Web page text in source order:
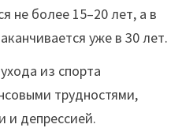
не более 15–20 лет, а в
уже в 30 лет.
из спорта
трудностями,
и депрессией.